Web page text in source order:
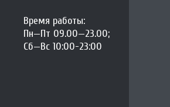
Время работы:
Пн—Пт 09.00—23.00;
Сб—Вс 10:00-23:00